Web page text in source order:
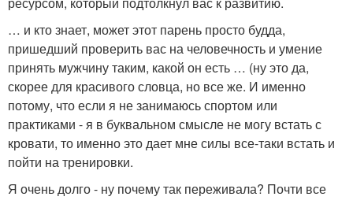
… и кто знает, может этот парень просто будда,
пришедший проверить вас на человечность и умение
принять мужчину таким, какой он есть … (ну это да,
скорее для красивого словца, но все же. И именно
потому, что если я не занимаюсь спортом или
практиками - я в буквальном смысле не могу встать с
кровати, то именно это дает мне силы все-таки встать и
пойти на тренировки.
Я очень долго - ну почему так переживала? Почти все